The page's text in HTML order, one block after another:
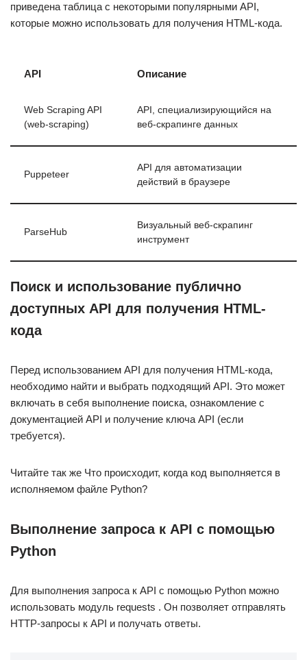
приведена таблица с некоторыми популярными API,
которые можно использовать для получения HTML-кода.
API Описание
Web Scraping API
(web-scraping)
API, специализирующийся на
веб-скрапинге данных
Puppeteer
API для автоматизации
действий в браузере
ParseHub
Визуальный веб-скрапинг
инструмент
Поиск и использование публично
доступных API для получения HTML-
кода
Перед использованием API для получения HTML-кода,
необходимо найти и выбрать подходящий API. Это может
включать в себя выполнение поиска, ознакомление с
документацией API и получение ключа API (если
требуется).
Читайте так же Что происходит, когда код выполняется в
исполняемом файле Python?
Выполнение запроса к API с помощью
Python
Для выполнения запроса к API с помощью Python можно
использовать модуль requests . Он позволяет отправлять
HTTP-запросы к API и получать ответы.